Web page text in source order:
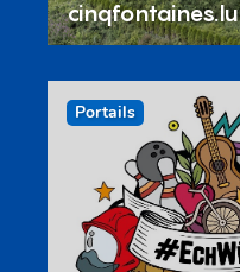
cinqfontaines.lu
Portails